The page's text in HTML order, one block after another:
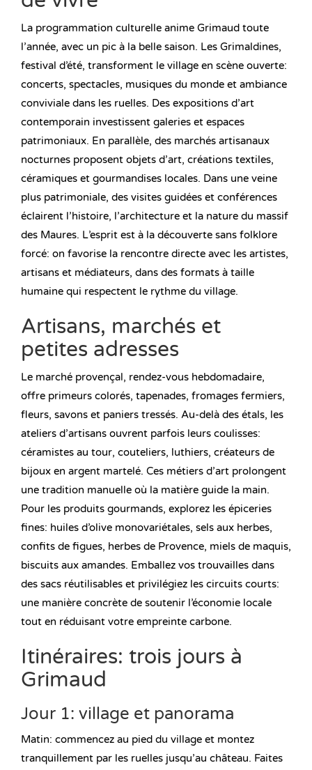
La programmation culturelle anime Grimaud toute
l’année, avec un pic à la belle saison. Les Grimaldines,
festival d’été, transforment le village en scène ouverte:
concerts, spectacles, musiques du monde et ambiance
conviviale dans les ruelles. Des expositions d’art
contemporain investissent galeries et espaces
patrimoniaux. En parallèle, des marchés artisanaux
nocturnes proposent objets d’art, créations textiles,
céramiques et gourmandises locales. Dans une veine
plus patrimoniale, des visites guidées et conférences
éclairent l’histoire, l’architecture et la nature du massif
des Maures. L’esprit est à la découverte sans folklore
forcé: on favorise la rencontre directe avec les artistes,
artisans et médiateurs, dans des formats à taille
humaine qui respectent le rythme du village.
Artisans, marchés et
petites adresses
Le marché provençal, rendez-vous hebdomadaire,
offre primeurs colorés, tapenades, fromages fermiers,
fleurs, savons et paniers tressés. Au-delà des étals, les
ateliers d’artisans ouvrent parfois leurs coulisses:
céramistes au tour, couteliers, luthiers, créateurs de
bijoux en argent martelé. Ces métiers d’art prolongent
une tradition manuelle où la matière guide la main.
Pour les produits gourmands, explorez les épiceries
fines: huiles d’olive monovariétales, sels aux herbes,
confits de figues, herbes de Provence, miels de maquis,
biscuits aux amandes. Emballez vos trouvailles dans
des sacs réutilisables et privilégiez les circuits courts:
une manière concrète de soutenir l’économie locale
tout en réduisant votre empreinte carbone.
Itinéraires: trois jours à
Grimaud
Jour 1: village et panorama
Matin: commencez au pied du village et montez
tranquillement par les ruelles jusqu’au château. Faites